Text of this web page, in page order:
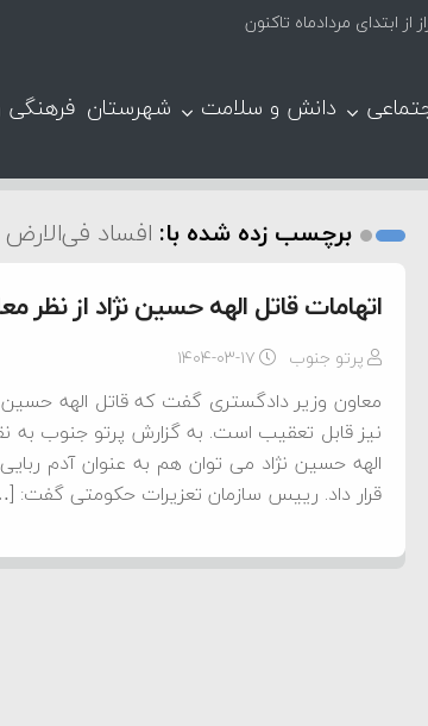
دانش و سلامت شهرستان
برچسب زده شده با: افساد فی‌الارض
اتهامات قاتل الهه حسین نژاد از نظر
پرتو جنوب ۱۴۰۴-۰۳-۱۷
معاون وزیر دادگستری گفت که قاتل الهه حسین
نیز قابل تعقیب است. به گزارش پرتو جنوب به
الهه حسین نژاد می توان هم به عنوان آدم
قرار داد. رییس سازمان تعزیرات حکومتی گفت: